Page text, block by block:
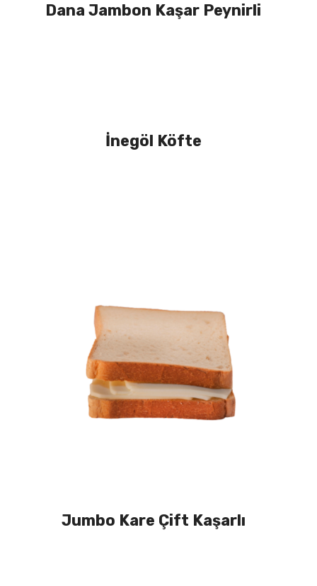
Dana Jambon Kaşar Peynirli
İnegöl Köfte
Jumbo Kare Çift Kaşarlı